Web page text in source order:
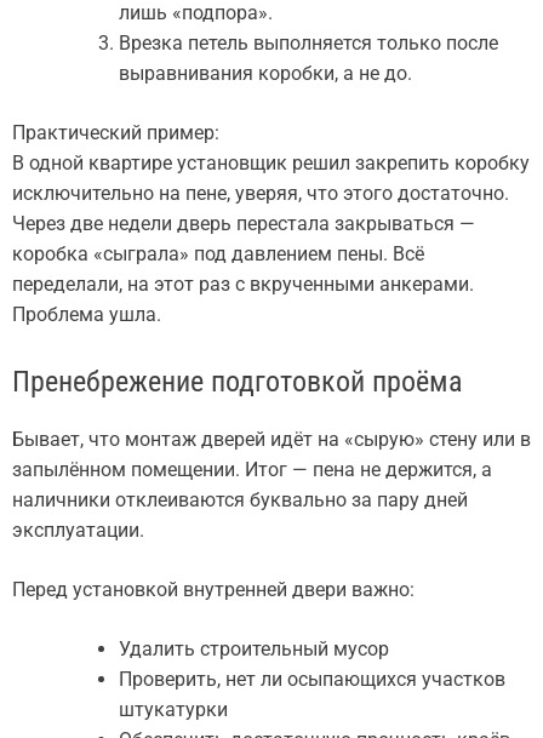
лишь «подпора».
Врезка петель выполняется только после
выравнивания коробки, а не до.
Практический пример:
В одной квартире установщик решил закрепить коробку
исключительно на пене, уверяя, что этого достаточно.
Через две недели дверь перестала закрываться —
коробка «сыграла» под давлением пены. Всё
переделали, на этот раз с вкрученными анкерами.
Проблема ушла.
Пренебрежение подготовкой проёма
Бывает, что монтаж дверей идёт на «сырую» стену или в
запылённом помещении. Итог — пена не держится, а
наличники отклеиваются буквально за пару дней
эксплуатации.
Перед установкой внутренней двери важно:
Удалить строительный мусор
Проверить, нет ли осыпающихся участков
штукатурки